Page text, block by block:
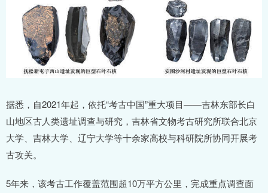
据悉，自2021年起，依托“考古中国”重大项目——吉林东部长白
山地区古人类遗址调查与研究，吉林省文物考古研究所联合北京
大学、吉林大学、辽宁大学等十余家高校与科研院所协同开展考
古攻关。
5年来，该考古工作覆盖范围超10万平方公里，完成重点调查面